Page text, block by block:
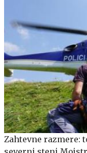
Zahtevne razmere: